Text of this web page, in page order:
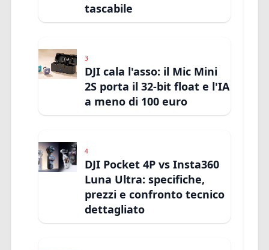
tascabile
3
DJI cala l'asso: il Mic Mini
2S porta il 32-bit float e l'IA
a meno di 100 euro
4
DJI Pocket 4P vs Insta360
Luna Ultra: specifiche,
prezzi e confronto tecnico
dettagliato